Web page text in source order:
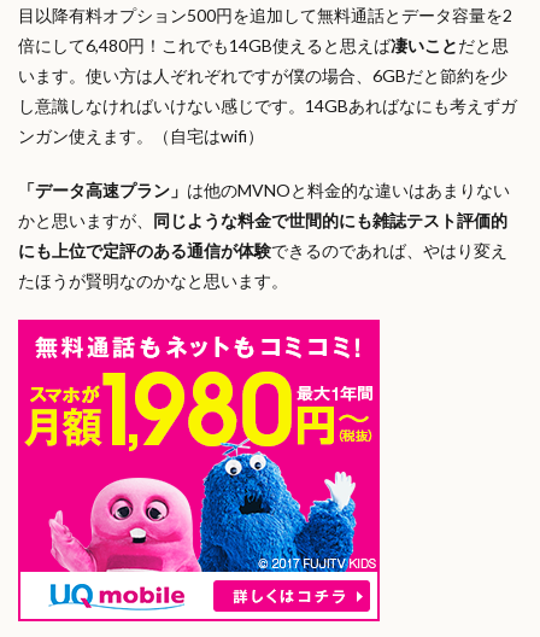
目以降有料オプション500円を追加して無料通話とデータ容量を2
倍にして6,480円！これでも14GB使えると思えば凄いことだと思
います。使い方は人ぞれぞれですが僕の場合、6GBだと節約を少
し意識しなければいけない感じです。14GBあればなにも考えずガ
ンガン使えます。（自宅はwifi）
「データ高速プラン」 は他のMVNOと料金的な違いはあまりない
かと思いますが、 同じような料金で世間的にも雑誌テスト評価的
にも上位で定評のある通信が体験できるのであれば、やはり変え
たほうが賢明なのかなと思います。